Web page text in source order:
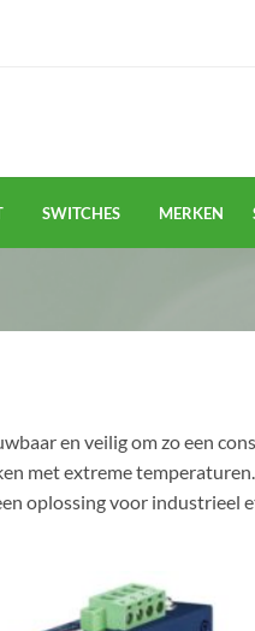
SWITCHES MERKEN
en veilig om zo een
met extreme
oplossing voor industrieel